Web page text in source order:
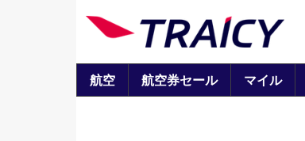
航空 航空券セール マイル